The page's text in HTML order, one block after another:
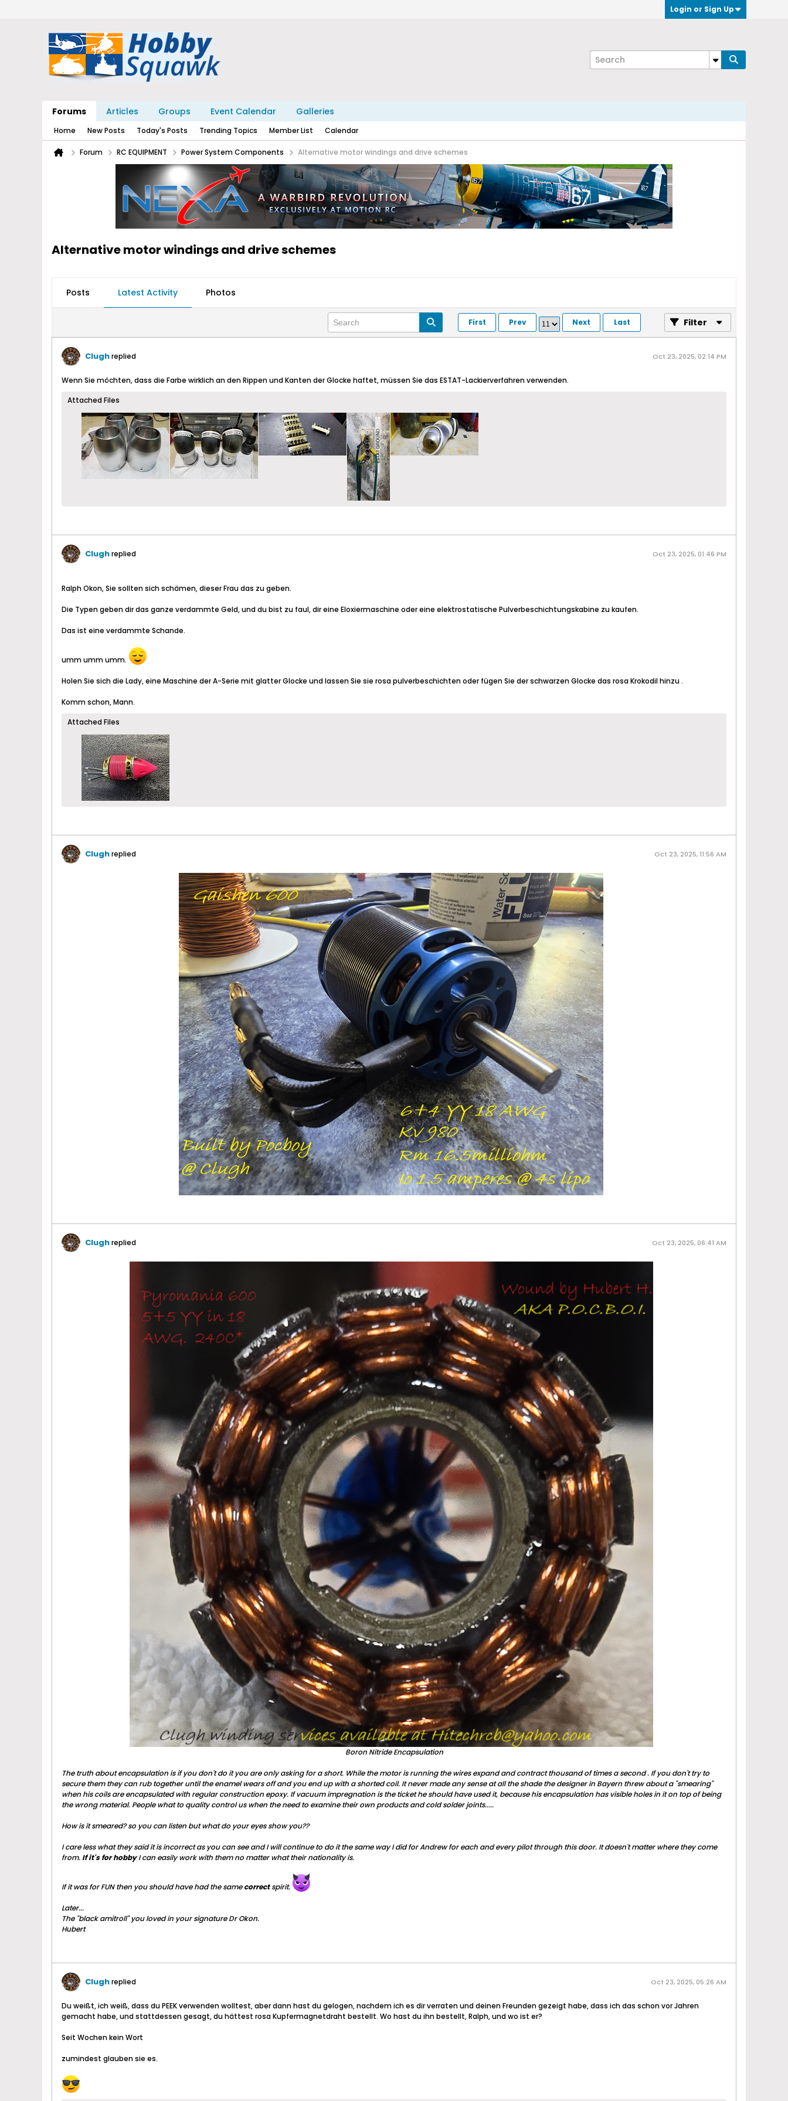
Login or Sign Up
Forums Articles Groups Event Calendar Galleries
Home New Posts Today's Posts Trending Topics Member List Calendar
Forum RC EQUIPMENT Power System Components Alternative motor windings and drive schemes
Alternative motor windings and drive schemes
Posts Latest Activity Photos
First Prev Next Last Filter
Clughreplied Oct 23, 2025, 02:14 PM
Wenn Sie möchten, dass die Farbe wirklich an den Rippen und Kanten der Glocke haftet, müssen Sie das ESTAT-Lackierverfahren verwenden.
Attached Files
Clughreplied Oct 23, 2025, 01:46 PM
Ralph Okon, Sie sollten sich schämen, dieser Frau das zu geben.
Die Typen geben dir das ganze verdammte Geld, und du bist zu faul, dir eine Eloxiermaschine oder eine elektrostatische Pulverbeschichtungskabine zu kaufen.
Das ist eine verdammte Schande.​
umm umm umm.
Holen Sie sich die Lady, eine Maschine der A-Serie mit glatter Glocke und lassen Sie sie rosa pulverbeschichten oder fügen Sie der schwarzen Glocke das rosa Krokodil hinzu .
Komm schon, Mann.
Attached Files
Clughreplied Oct 23, 2025, 11:56 AM
Clughreplied Oct 23, 2025, 06:41 AM
Boron Nitride Encapsulation
The truth about encapsulation is if you don't do it you are only asking for a short. While the motor is running the wires expand and contract thousand of times a second . If you don't try to
secure them they can rub together until the enamel wears off and you end up with a shorted coil. It never made any sense at all the shade the designer in Bayern threw about a "smearing"
when his coils are encapsulated with regular construction epoxy. If vacuum impregnation is the ticket he should have used it, because his encapsulation has visible holes in it on top of being
the wrong material. People what to quality control us when the need to examine their own products and cold solder joints.....
How is it smeared? so you can listen but what do your eyes show you??
I care less what they said it is incorrect as you can see and I will continue to do it the same way I did for Andrew for each and every pilot through this door. It doesn't matter where they come
from.If it's for hobbyI can easily work with them no matter what their nationality is.
If it was for FUN then you should have had the samecorrectspirit.
Later...
The "black amitroll" you loved in your signature Dr Okon.
Hubert
Clughreplied Oct 23, 2025, 05:26 AM
Du weißt, ich weiß, dass du PEEK verwenden wolltest, aber dann hast du gelogen, nachdem ich es dir verraten und deinen Freunden gezeigt habe, dass ich das schon vor Jahren
gemacht habe, und stattdessen gesagt, du hättest rosa Kupfermagnetdraht bestellt. Wo hast du ihn bestellt, Ralph, und wo ist er?
Seit Wochen kein Wort
zumindest glauben sie es.